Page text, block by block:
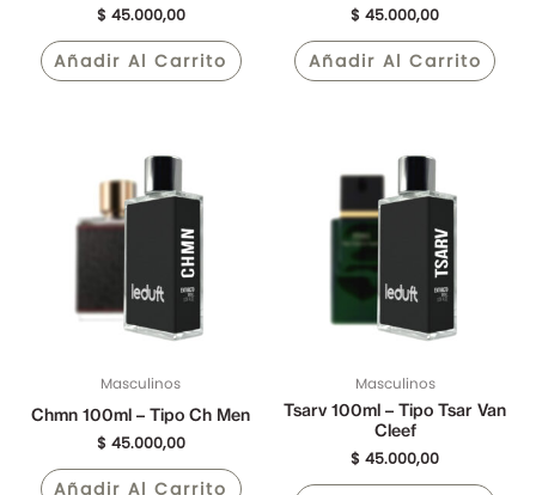
$ 45.000,00
Añadir Al Carrito
$ 45.000,00
Añadir Al Carrito
Masculinos
Chmn 100ml – Tipo Ch Men
$ 45.000,00
Añadir Al Carrito
Masculinos
Tsarv 100ml – Tipo Tsar Van
Cleef
$ 45.000,00